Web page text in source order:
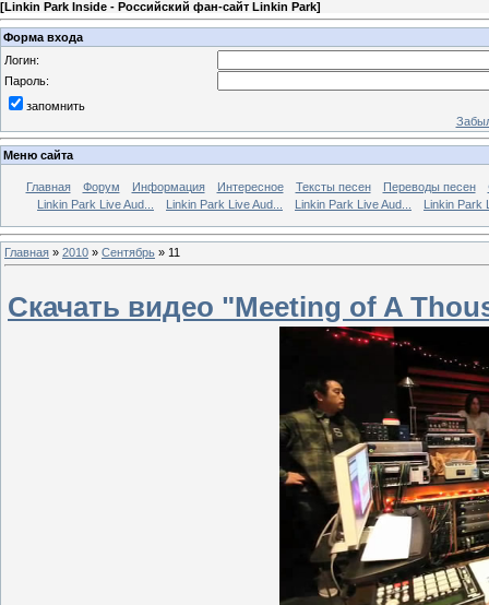
[Linkin Park Inside - Российский фан-сайт Linkin Park]
Форма входа
Логин:
Пароль:
запомнить
Меню сайта
Главная Форум Информация Интересное Тексты песен Переводы песен
Linkin Park Live Aud...
Linkin Park Live Aud... Linkin Park Live Aud... Linkin Park
Главная » 2010 » Сентябрь » 11
Скачать видео "Meeting of A